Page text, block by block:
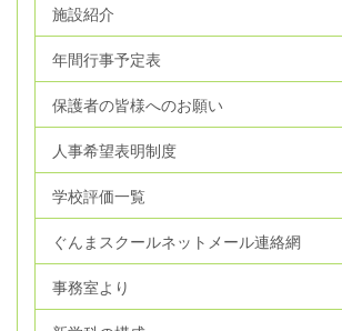
施設紹介
年間行事予定表
保護者の皆様へのお願い
人事希望表明制度
学校評価一覧
ぐんまスクールネットメール連絡網
事務室より